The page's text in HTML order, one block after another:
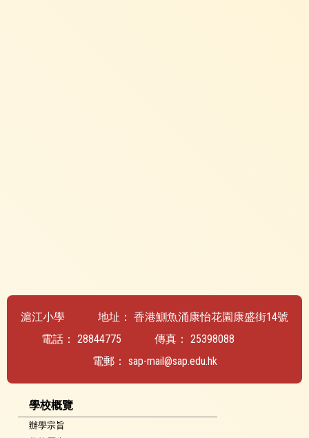
滬江小學 地址： 香港鰂魚涌康怡花園康盛街14號
電話： 28844775 傳真： 25398088
電郵： sap-mail@sap.edu.hk
學校概覽
辦學宗旨